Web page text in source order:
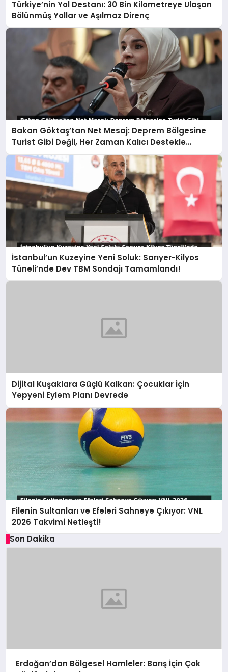
Türkiye’nin Yol Destanı: 30 Bin Kilometreye Ulaşan
Bölünmüş Yollar ve Aşılmaz Direnç
Bakan Göktaş’tan Net Mesaj: Deprem Bölgesine
Turist Gibi Değil, Her Zaman Kalıcı Destekle
Gidiyoruz!
İstanbul’un Kuzeyine Yeni Soluk: Sarıyer-Kilyos
Tüneli’nde Dev TBM Sondajı Tamamlandı!
Dijital Kuşaklara Güçlü Kalkan: Çocuklar İçin
Yepyeni Eylem Planı Devrede
Filenin Sultanları ve Efeleri Sahneye Çıkıyor: VNL
2026 Takvimi Netleşti!
Son Dakika
Erdoğan’dan Bölgesel Hamleler: Barış İçin Çok